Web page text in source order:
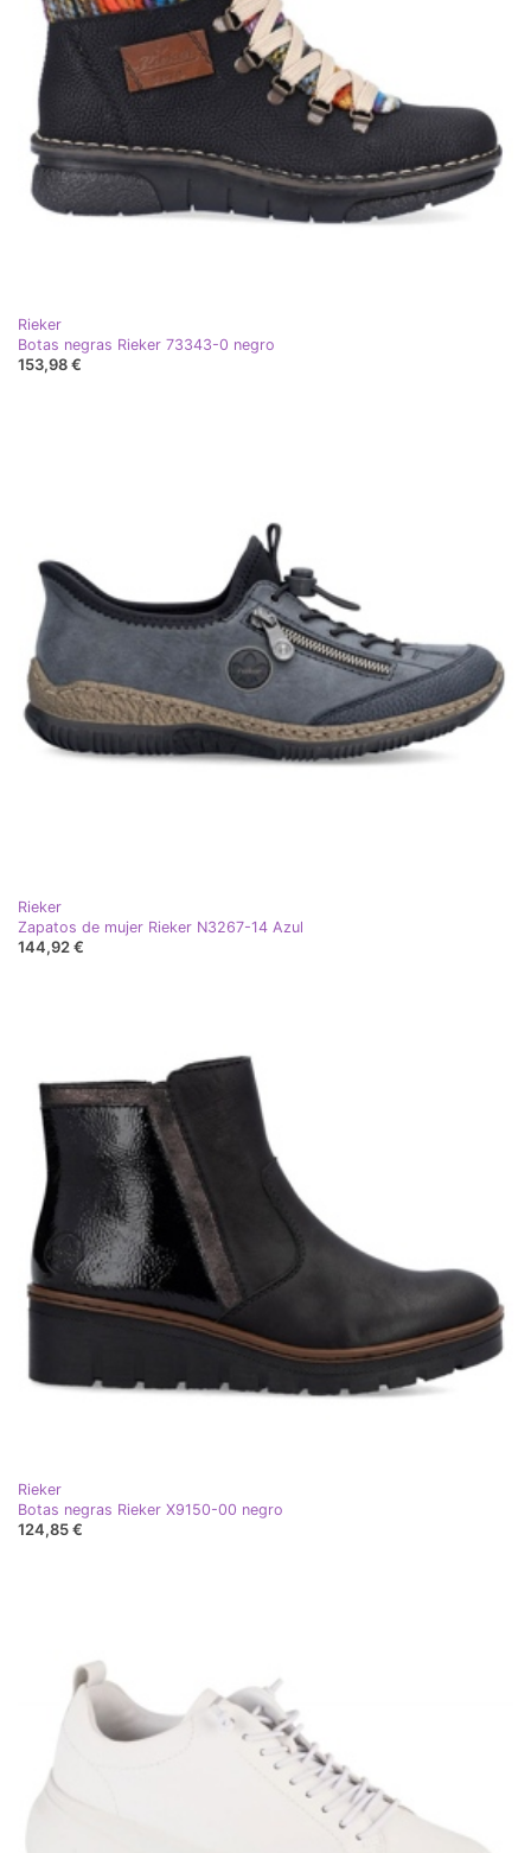
Rieker
Botas negras Rieker 73343-0 negro
153,98 €
Rieker
Zapatos de mujer Rieker N3267-14 Azul
144,92 €
Rieker
Botas negras Rieker X9150-00 negro
124,85 €